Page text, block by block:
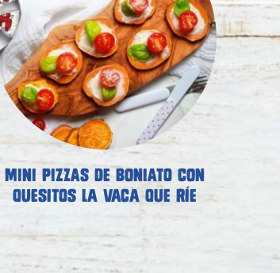
MINI PIZZAS DE BONIATO CON
QUESITOS LA VACA QUE RÍE